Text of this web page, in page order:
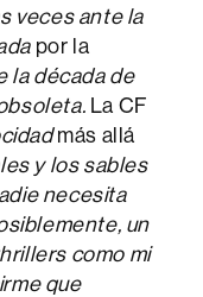
veces ante la
por la
la década de
La CF
más allá
y los sables
necesita
un
como mi
que